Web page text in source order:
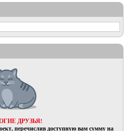
ДРУЗЬЯ!
перечислив доступную вам сумму на